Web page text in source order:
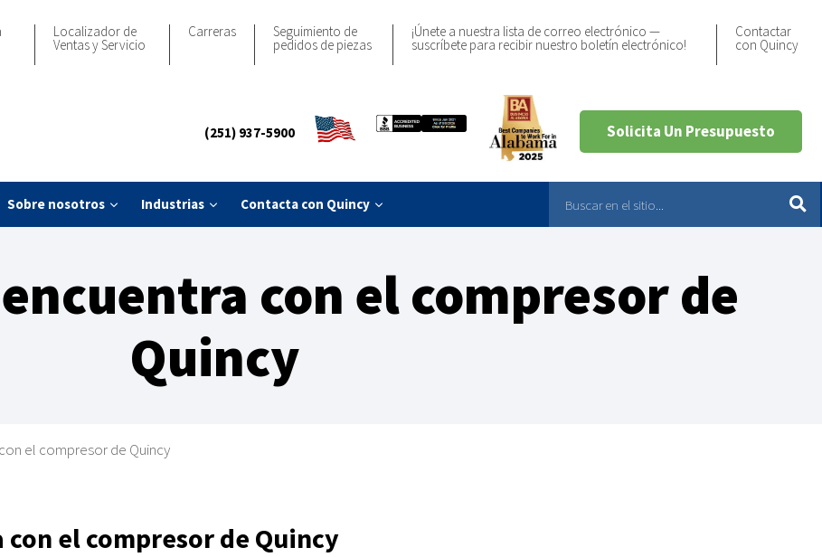
Localizador de
Ventas y Servicio
Carreras Seguimiento de
pedidos de piezas
¡Únete a nuestra lista de correo electrónico —
suscríbete para recibir nuestro boletín electrónico!
Contactar
con Quincy
(251) 937-5900 Solicita Un Presupuesto
Sobre nosotros Industrias Contacta con Quincy
con el compresor de
Quincy
el compresor de Quincy
con el compresor de Quincy